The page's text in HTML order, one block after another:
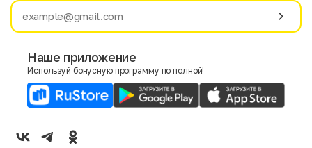
Имя
E-mail
Наше приложение
Используй бонусную программу по полной!